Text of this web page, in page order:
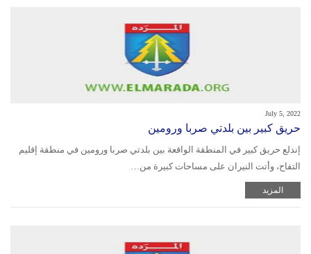
July 5, 2022
حريق كبير بين بلدتي صربا ورومين
إندلع حريق كبير في المنطقة الواقعة بين بلدتي صربا ورومين في منطقة إقليم
التفاح، وأتت النيران على مساحات كبيرة من…
المزيد